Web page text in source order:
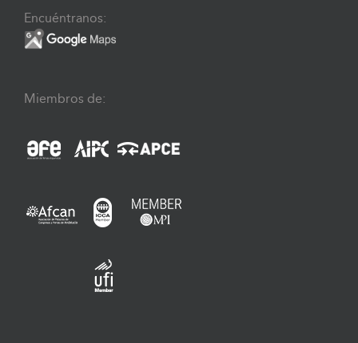
Encuéntranos:
Miembros de: